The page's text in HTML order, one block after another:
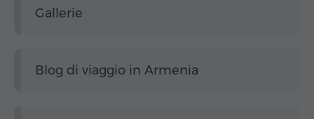
Gallerie
Blog di viaggio in Armenia